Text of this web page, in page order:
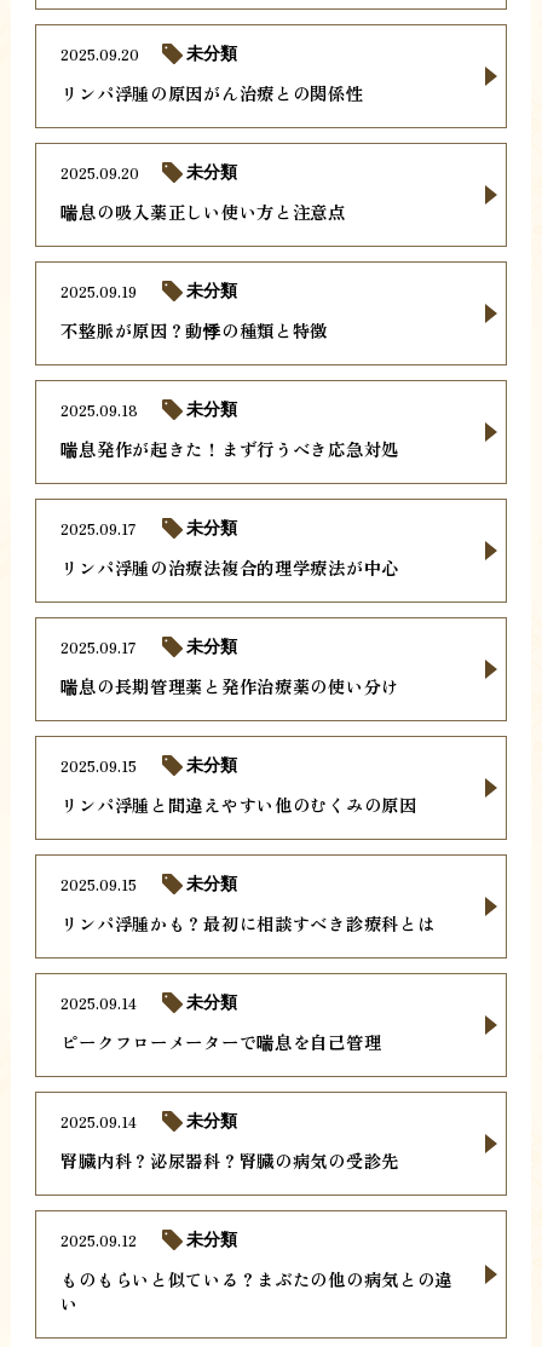
リンパ浮腫の原因がん治療との関係性
2025.09.20 未分類
喘息の吸入薬正しい使い方と注意点
2025.09.20 未分類
不整脈が原因？動悸の種類と特徴
2025.09.19 未分類
喘息発作が起きた！まず行うべき応急対処
2025.09.18 未分類
リンパ浮腫の治療法複合的理学療法が中心
2025.09.17 未分類
喘息の長期管理薬と発作治療薬の使い分け
2025.09.17 未分類
リンパ浮腫と間違えやすい他のむくみの原因
2025.09.15 未分類
リンパ浮腫かも？最初に相談すべき診療科とは
2025.09.15 未分類
ピークフローメーターで喘息を自己管理
2025.09.14 未分類
腎臓内科？泌尿器科？腎臓の病気の受診先
2025.09.14 未分類
ものもらいと似ている？まぶたの他の病気との違
い
2025.09.12 未分類